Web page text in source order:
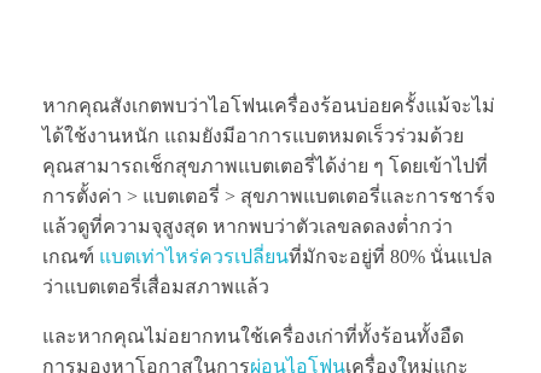
หากคุณสังเกตพบว่าไอโฟนเครื่องร้อนบ่อยครั้งแม้จะไม่
ได้ใช้งานหนัก แถมยังมีอาการแบตหมดเร็วร่วมด้วย
คุณสามารถเช็กสุขภาพแบตเตอรี่ได้ง่าย ๆ โดยเข้าไปที่
การตั้งค่า > แบตเตอรี่ > สุขภาพแบตเตอรี่และการชาร์จ
แล้วดูที่ความจุสูงสุด หากพบว่าตัวเลขลดลงต่ำกว่า
เกณฑ์ แบตเท่าไหร่ควรเปลี่ยนที่มักจะอยู่ที่ 80% นั่นแปล
ว่าแบตเตอรี่เสื่อมสภาพแล้ว
และหากคุณไม่อยากทนใช้เครื่องเก่าที่ทั้งร้อนทั้งอืด
การมองหาโอกาสในการผ่อนไอโฟนเครื่องใหม่แกะ